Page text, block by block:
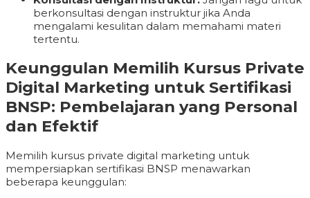
berkonsultasi dengan instruktur jika Anda
mengalami kesulitan dalam memahami materi
tertentu.
Keunggulan Memilih Kursus Private
Digital Marketing untuk Sertifikasi
BNSP: Pembelajaran yang Personal
dan Efektif
Memilih kursus private digital marketing untuk
mempersiapkan sertifikasi BNSP menawarkan
beberapa keunggulan: